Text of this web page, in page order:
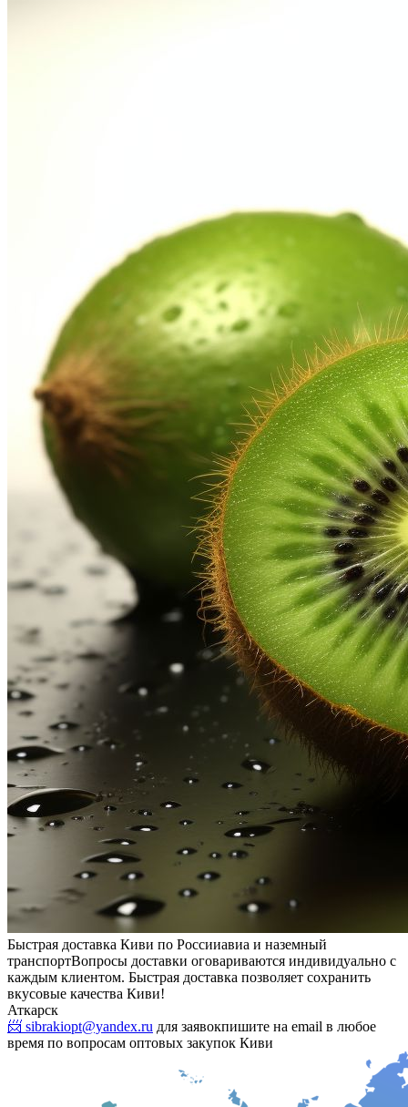
Быстрая доставка Киви по Россииавиа и наземный
транспортВопросы доставки оговариваются индивидуально с
каждым клиентом. Быстрая доставка позволяет сохранить
вкусовые качества Киви!
Аткарск
📨 sibrakiopt@yandex.ru для заявокпишите на email в любое
время по вопросам оптовых закупок Киви